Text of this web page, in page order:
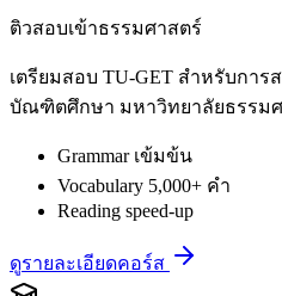
ติวสอบเข้าธรรมศาสตร์
เตรียมสอบ TU-GET สำหรับกา
บัณฑิตศึกษา มหาวิทยาลัยธรรม
Grammar เข้มข้น
Vocabulary 5,000+ คำ
Reading speed-up
ดูรายละเอียดคอร์ส